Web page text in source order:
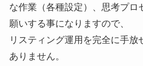
な作業（各種設定）、思考プロ
願いする事になりますので、
リスティング運用を完全に手放
ありません。